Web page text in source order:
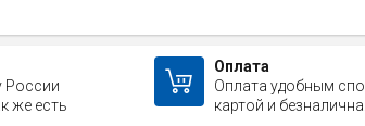
России
же есть
Оплата
Оплата удобным
картой и